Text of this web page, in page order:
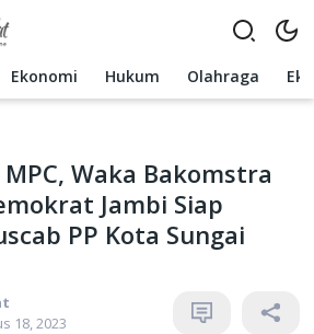
Ekonomi Hukum Olahraga
Waka Bakomstra
Jambi Siap
PP Kota Sungai
18, 2023